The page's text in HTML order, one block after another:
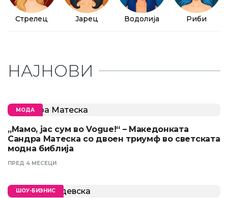
Стрелец Јарец Водолија Риби
НАЈНОВИ
МОДА
„Мамо, јас сум во Vogue!“ – Македонката
Сандра Матеска со двоен триумф во светската
модна библија
ПРЕД 4 МЕСЕЦИ
ШОУ-БИЗНИС